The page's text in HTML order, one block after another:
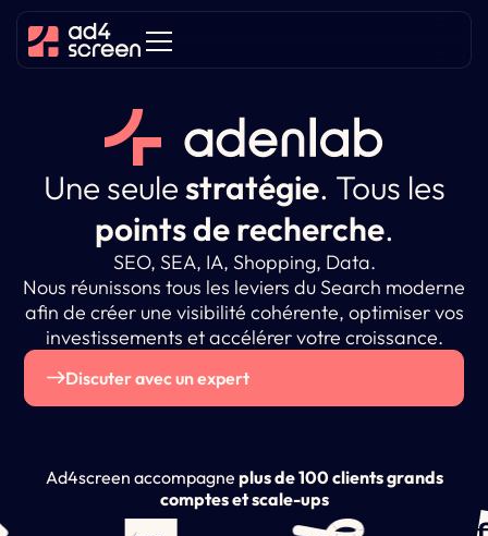
Une seulestratégie. Tous les
points de recherche.
SEO, SEA, IA, Shopping, Data.
Nous réunissons tous les leviers du Search moderne
afin de créer une visibilité cohérente, optimiser vos
investissements et accélérer votre croissance.
Discuter avec un expert
Ad4screen accompagne plus de 100 clients grands
comptes et scale-ups